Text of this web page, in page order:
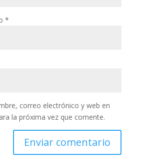
*
correo electrónico y web en
la próxima vez que comente.